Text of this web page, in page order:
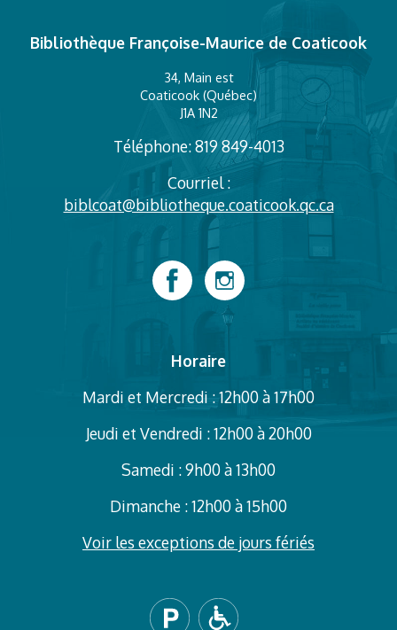
Bibliothèque Françoise-Maurice de Coaticook
34, Main est
Coaticook (Québec)
J1A 1N2
Téléphone: 819 849-4013
Courriel :
biblcoat@bibliotheque.coaticook.qc.ca
Horaire
Mardi et Mercredi : 12h00 à 17h00
Jeudi et Vendredi : 12h00 à 20h00
Samedi : 9h00 à 13h00
Dimanche : 12h00 à 15h00
Voir les exceptions de jours fériés